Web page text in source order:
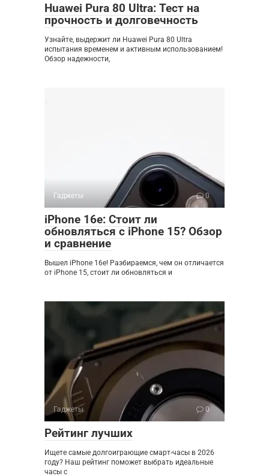
Huawei Pura 80 Ultra: Тест на
прочность и долговечность
Узнайте, выдержит ли Huawei Pura 80 Ultra
испытания временем и активным использованием!
Обзор надежности,
Гаджеты 0
iPhone 16e: Стоит ли
обновляться с iPhone 15? Обзор
и сравнение
Вышел iPhone 16e! Разбираемся, чем он отличается
от iPhone 15, стоит ли обновляться и
Гаджеты 0
Рейтинг лучших
Ищете самые долгоиграющие смарт-часы в 2026
году? Наш рейтинг поможет выбрать идеальные
часы с